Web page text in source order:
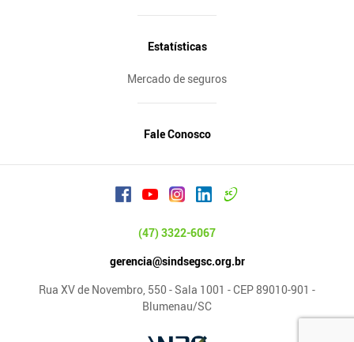
Estatísticas
Mercado de seguros
Fale Conosco
(47) 3322-6067
gerencia@sindsegsc.org.br
Rua XV de Novembro, 550 - Sala 1001 - CEP 89010-901 -
Blumenau/SC